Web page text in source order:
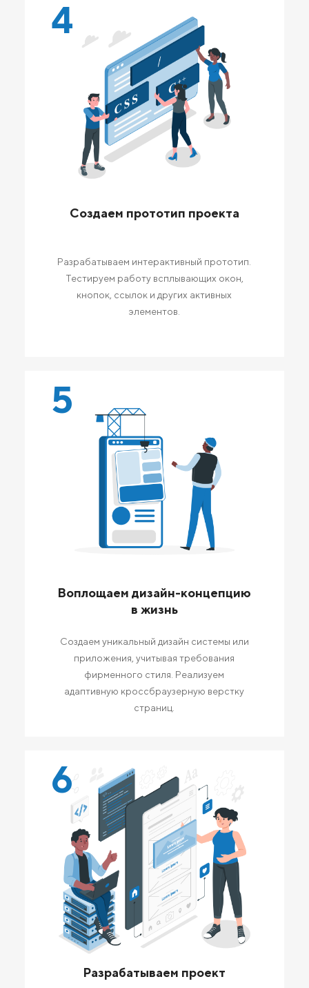
4
Создаем прототип проекта
Разрабатываем интерактивный прототип.
Тестируем работу всплывающих окон,
кнопок, ссылок и других активных
элементов.
5
Воплощаем дизайн-концепцию
в жизнь
Создаем уникальный дизайн системы или
приложения, учитывая требования
фирменного стиля. Реализуем
адаптивную кроссбраузерную верстку
страниц.
6
Разрабатываем проект